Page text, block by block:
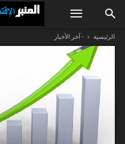
الرئيسية - آخر الأخبار